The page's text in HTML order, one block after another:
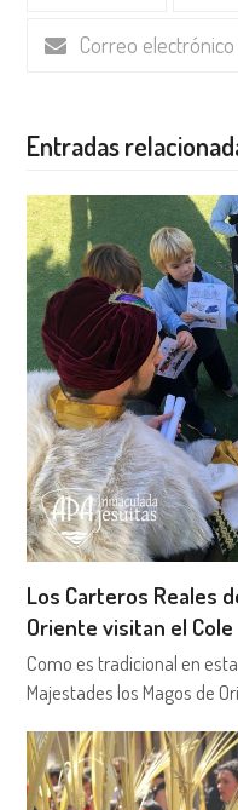
Correo electrónico
Entradas
Los Carteros Reales
Oriente visitan el Cole
Como es tradicional en
Majestades los Magos de